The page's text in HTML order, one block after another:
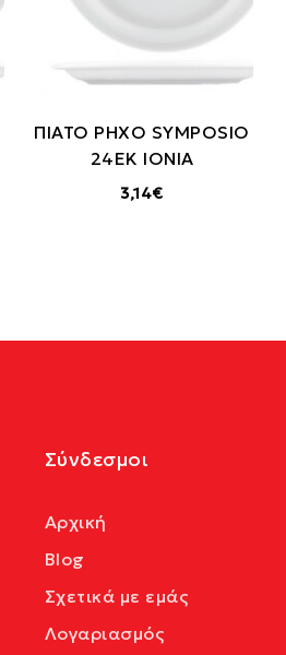
ΠΙΑΤΟ ΡΗΧΟ SYMPOSIO
24ΕΚ IONIA
3,14€
Σύνδεσμοι
Αρχική
Blog
Σχετικά με εμάς
Λογαριασμός